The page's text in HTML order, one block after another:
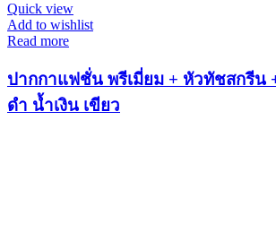
Quick view
Add to wishlist
Read more
ปากกาแฟชั่น พรีเมี่ยม + หัวทัชสกรีน
ดำ น้ำเงิน เขียว